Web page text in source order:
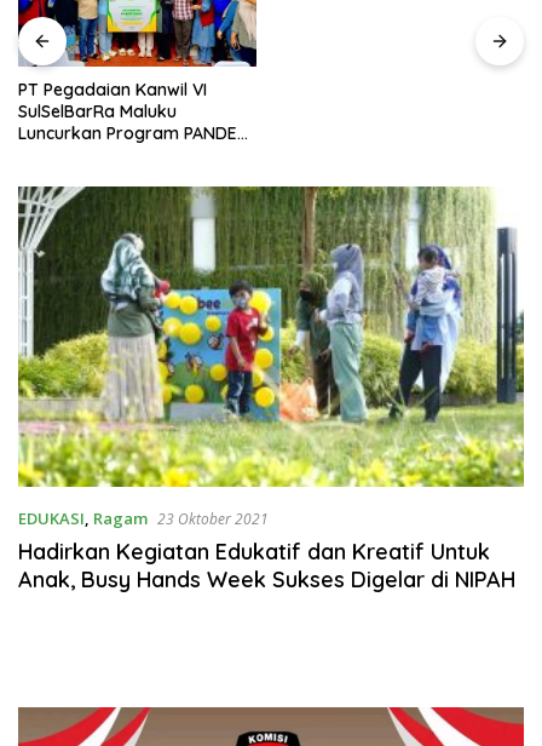
PT Pegadaian Kanwil VI
SulSelBarRa Maluku
Luncurkan Program PANDE
EDUKASI, Ragam 23 Oktober 2021
Hadirkan Kegiatan Edukatif dan Kreatif Untuk
Anak, Busy Hands Week Sukses Digelar di NIPAH